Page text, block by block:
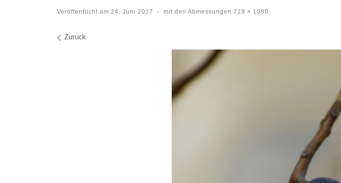
Veröffentlicht am 24. Juni 2017 - mit den Abmessungen 719 × 1080
Bilder Navigation
Zurück